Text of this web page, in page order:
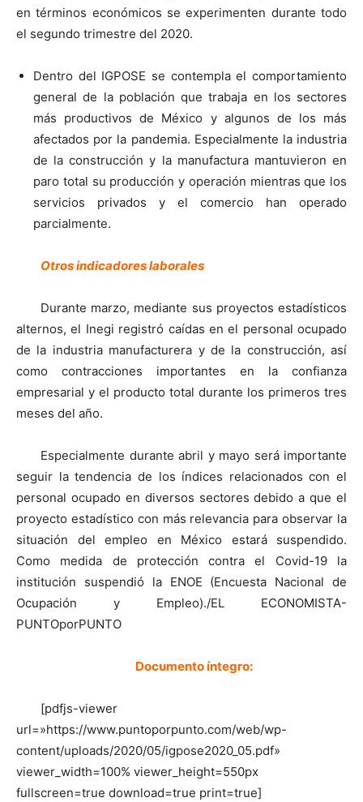
en términos económicos se experimenten durante todo
el segundo trimestre del 2020.
Dentro del IGPOSE se contempla el comportamiento
general de la población que trabaja en los sectores
más productivos de México y algunos de los más
afectados por la pandemia. Especialmente la industria
de la construcción y la manufactura mantuvieron en
paro total su producción y operación mientras que los
servicios privados y el comercio han operado
parcialmente.
Otros indicadores laborales
Durante marzo, mediante sus proyectos estadísticos
alternos, el Inegi registró caídas en el personal ocupado
de la industria manufacturera y de la construcción, así
como contracciones importantes en la confianza
empresarial y el producto total durante los primeros tres
meses del año.
Especialmente durante abril y mayo será importante
seguir la tendencia de los índices relacionados con el
personal ocupado en diversos sectores debido a que el
proyecto estadístico con más relevancia para observar la
situación del empleo en México estará suspendido.
Como medida de protección contra el Covid-19 la
institución suspendió la ENOE (Encuesta Nacional de
Ocupación y Empleo)./EL ECONOMISTA-
PUNTOporPUNTO
Documento íntegro:
[pdfjs-viewer
url=»https://www.puntoporpunto.com/web/wp-
content/uploads/2020/05/igpose2020_05.pdf»
viewer_width=100% viewer_height=550px
fullscreen=true download=true print=true]